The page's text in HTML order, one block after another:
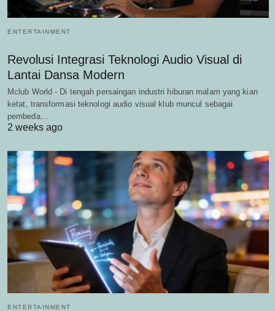
ENTERTAINMENT
Revolusi Integrasi Teknologi Audio Visual di
Lantai Dansa Modern
Mclub World - Di tengah persaingan industri hiburan malam yang kian
ketat, transformasi teknologi audio visual klub muncul sebagai
pembeda…
2 weeks ago
ENTERTAINMENT